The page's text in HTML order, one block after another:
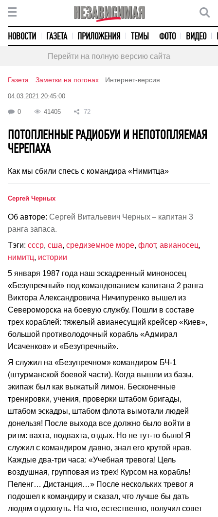
НОВОСТИ ГАЗЕТА ПРИЛОЖЕНИЯ ТЕМЫ ФОТО ВИДЕО
Перейти на полную версию сайта
Газета Заметки на погонах Интернет-версия
04.03.2021 20:45:00
0 41405 72
ПОТОПЛЕННЫЕ РАДИОБУИ И НЕПОТОПЛЯЕМАЯ
ЧЕРЕПАХА
Как мы сбили спесь с командира «Нимитца»
Сергей Черных
Об авторе: Сергей Витальевич Черных – капитан 3
ранга запаса.
Тэги: ссср, сша, средиземное море, флот, авианосец,
нимитц, истории
5 января 1987 года наш эскадренный миноносец
«Безупречный» под командованием капитана 2 ранга
Виктора Александровича Ничипуренко вышел из
Североморска на боевую службу. Пошли в составе
трех кораблей: тяжелый авианесущий крейсер «Киев»,
большой противолодочный корабль «Адмирал
Исаченков» и «Безупречный».
Я служил на «Безупречном» командиром БЧ-1
(штурманской боевой части). Когда вышли из базы,
экипаж был как выжатый лимон. Бесконечные
тренировки, учения, проверки штабом бригады,
штабом эскадры, штабом флота вымотали людей
донельзя! После выхода все должно было войти в
ритм: вахта, подвахта, отдых. Но не тут-то было! Я
служил с командиром давно, знал его крутой нрав.
Каждые два-три часа: «Учебная тревога! Цель
воздушная, групповая из трех! Курсом на корабль!
Пеленг… Дистанция…» После нескольких тревог я
подошел к командиру и сказал, что лучше бы дать
людям отдохнуть. На что, естественно, получил совет